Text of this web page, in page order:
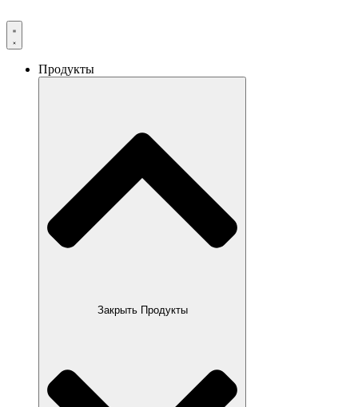
Продукты
Закрыть Продукты